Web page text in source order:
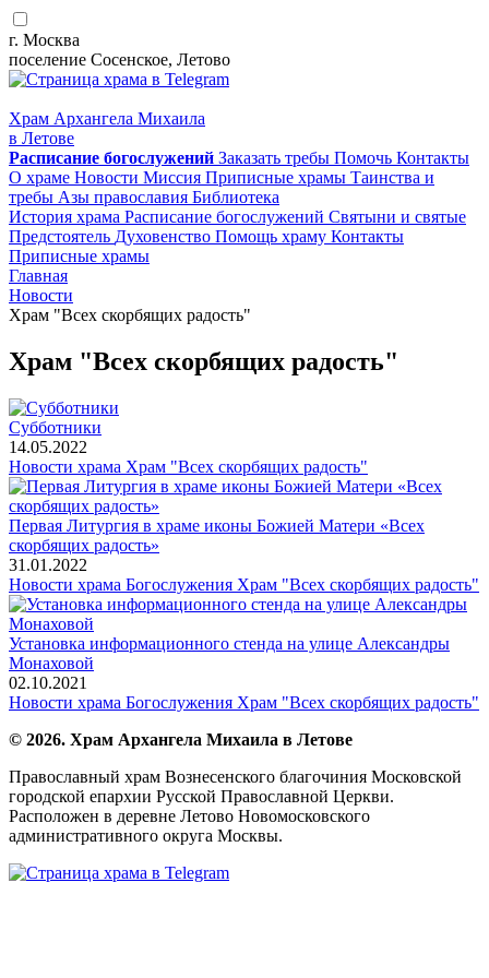
г. Москва
поселение Сосенское, Летово
Храм Архангела Михаила
в Летове
Расписание богослужений Заказать требы Помочь Контакты
О храме Новости Миссия Приписные храмы Таинства и
требы Азы православия Библиотека
История храма Расписание богослужений Святыни и святые
Предстоятель Духовенство Помощь храму Контакты
Приписные храмы
Главная
Новости
Храм "Всех скорбящих радость"
Храм "Всех скорбящих радость"
Субботники
14.05.2022
Новости храма Храм "Всех скорбящих радость"
Первая Литургия в храме иконы Божией Матери «Всех
скорбящих радость»
31.01.2022
Новости храма Богослужения Храм "Всех скорбящих радость"
Установка информационного стенда на улице Александры
Монаховой
02.10.2021
Новости храма Богослужения Храм "Всех скорбящих радость"
© 2026. Храм Архангела Михаила в Летове
Православный храм Вознесенского благочиния Московской
городской епархии Русской Православной Церкви.
Расположен в деревне Летово Новомосковского
административного округа Москвы.